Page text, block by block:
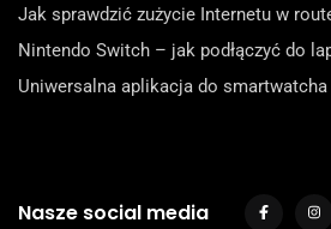
Jak sprawdzić zużycie Internetu w
Nintendo Switch – jak podłączyć do
Uniwersalna aplikacja do
Nasze social media